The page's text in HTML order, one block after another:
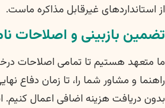
از استانداردهای غیرقابل مذاکره ماست.
تضمین بازبینی و اصلاحات
ما متعهد هستیم تا تمامی اصلاحات
راهنما و مشاور شما را، تا زمان دفاع
بدون دریافت هزینه اضافی اعمال کنیم.